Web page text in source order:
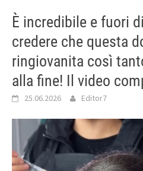
È incredibile e fuori
credere che questa
ringiovanita così
alla fine! Il video
25.06.2026 Editor7